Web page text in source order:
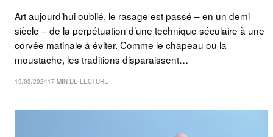
Art aujourd’hui oublié, le rasage est passé – en un demi
siècle – de la perpétuation d’une technique séculaire à une
corvée matinale à éviter. Comme le chapeau ou la
moustache, les traditions disparaissent…
19/03/202417 MIN DE LECTURE